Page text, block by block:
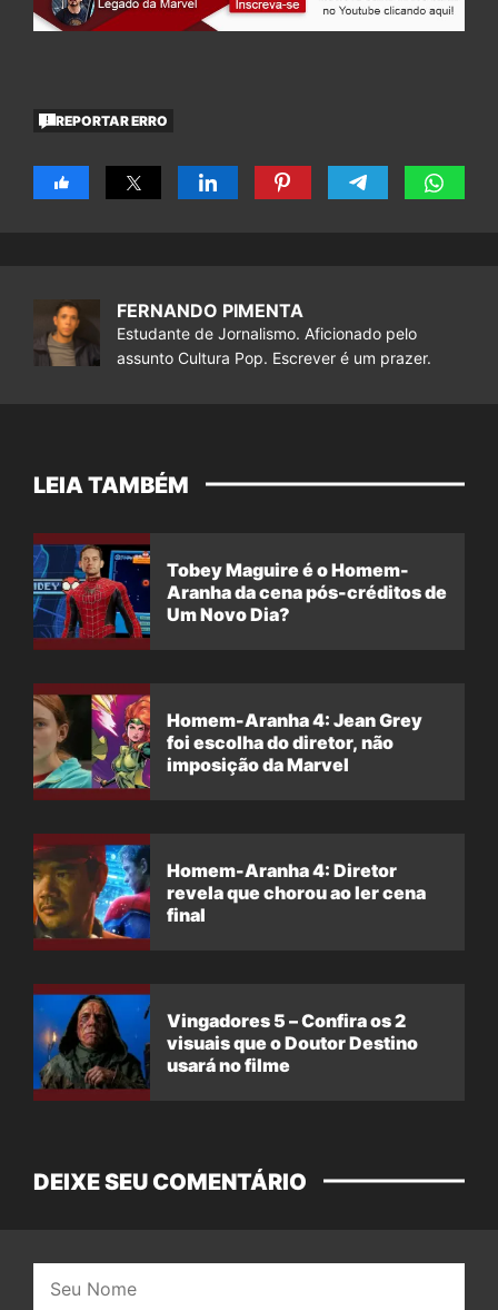
REPORTAR ERRO
FERNANDO PIMENTA
Estudante de Jornalismo. Aficionado pelo
assunto Cultura Pop. Escrever é um prazer.
LEIA TAMBÉM
Tobey Maguire é o Homem-
Aranha da cena pós-créditos de
Um Novo Dia?
Homem-Aranha 4: Jean Grey
foi escolha do diretor, não
imposição da Marvel
Homem-Aranha 4: Diretor
revela que chorou ao ler cena
final
Vingadores 5 – Confira os 2
visuais que o Doutor Destino
usará no filme
DEIXE SEU COMENTÁRIO